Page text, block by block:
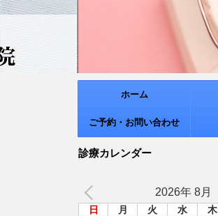
ホーム
ご予約・お問い合わせ
診療カレンダー
2026年 8月
日 月 火 水 木